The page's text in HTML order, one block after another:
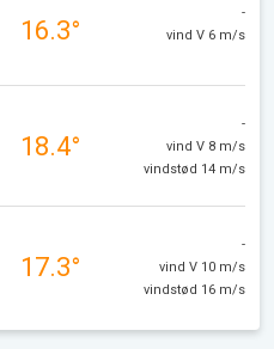
16.3°
-
vind V 6 m/s
18.4°
-
vind V 8 m/s
vindstød 14 m/s
17.3°
-
vind V 10 m/s
vindstød 16 m/s